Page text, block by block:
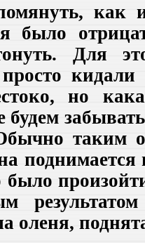
как
было
Для
но
таким
поднимается
оленя,